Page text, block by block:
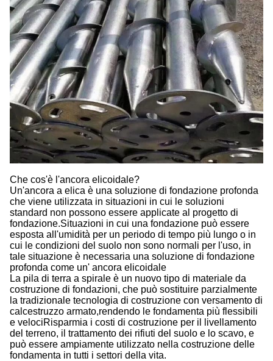
Che cos'è l'ancora elicoidale?
Un'ancora a elica è una soluzione di fondazione profonda
che viene utilizzata in situazioni in cui le soluzioni
standard non possono essere applicate al progetto di
fondazione.Situazioni in cui una fondazione può essere
esposta all'umidità per un periodo di tempo più lungo o in
cui le condizioni del suolo non sono normali per l'uso, in
tale situazione è necessaria una soluzione di fondazione
profonda come un' ancora elicoidale
La pila di terra a spirale è un nuovo tipo di materiale da
costruzione di fondazioni, che può sostituire parzialmente
la tradizionale tecnologia di costruzione con versamento di
calcestruzzo armato,rendendo le fondamenta più flessibili
e velociRisparmia i costi di costruzione per il livellamento
del terreno, il trattamento dei rifiuti del suolo e lo scavo, e
può essere ampiamente utilizzato nella costruzione delle
fondamenta in tutti i settori della vita.